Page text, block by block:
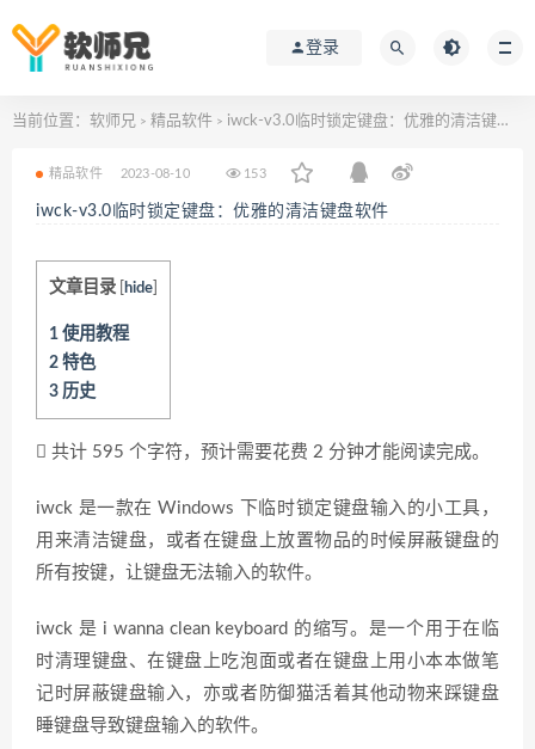
登录
当前位置： 软师兄 > 精品软件 > iwck-v3.0临时锁定键盘：优雅的清洁键盘软件
精品软件 2023-08-10 153
iwck-v3.0临时锁定键盘：优雅的清洁键盘软件
文章目录 hide
1 使用教程
2 特色
3 历史
共计 595 个字符，预计需要花费 2 分钟才能阅读完成。
iwck 是一款在 Windows 下临时锁定键盘输入的小工具，
用来清洁键盘，或者在键盘上放置物品的时候屏蔽键盘的
所有按键，让键盘无法输入的软件。
iwck 是 i wanna clean keyboard 的缩写。是一个用于在临
时清理键盘、在键盘上吃泡面或者在键盘上用小本本做笔
记时屏蔽键盘输入，亦或者防御猫活着其他动物来踩键盘
睡键盘导致键盘输入的软件。